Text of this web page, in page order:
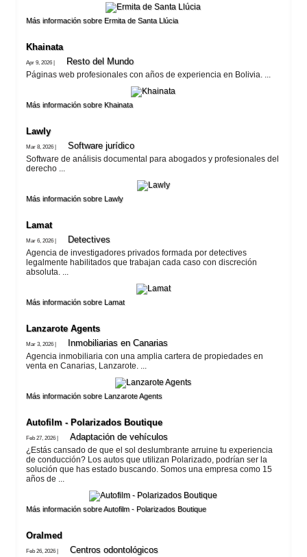
Más información sobre Ermita de Santa Llúcia
Khainata
Apr 9, 2026 | Resto del Mundo
Páginas web profesionales con años de experiencia en Bolivia. ...
Más información sobre Khainata
Lawly
Mar 8, 2026 | Software jurí­dico
Software de análisis documental para abogados y profesionales del
derecho ...
Más información sobre Lawly
Lamat
Mar 6, 2026 | Detectives
Agencia de investigadores privados formada por detectives
legalmente habilitados que trabajan cada caso con discreción
absoluta. ...
Más información sobre Lamat
Lanzarote​ Agents
Mar 3, 2026 | Inmobiliarias en Canarias
Agencia inmobiliaria con una amplia cartera de propiedades en
venta en Canarias, Lanzarote. ...
Más información sobre Lanzarote​ Agents
Autofilm - Polarizados Boutique
Feb 27, 2026 | Adaptación de vehí­culos
¿Estás cansado de que el sol deslumbrante arruine tu experiencia
de conducción? Los autos que utilizan Polarizado, podrían ser la
solución que has estado buscando. Somos una empresa como 15
años de ...
Más información sobre Autofilm - Polarizados Boutique
Oralmed
Feb 26, 2026 | Centros odontológicos